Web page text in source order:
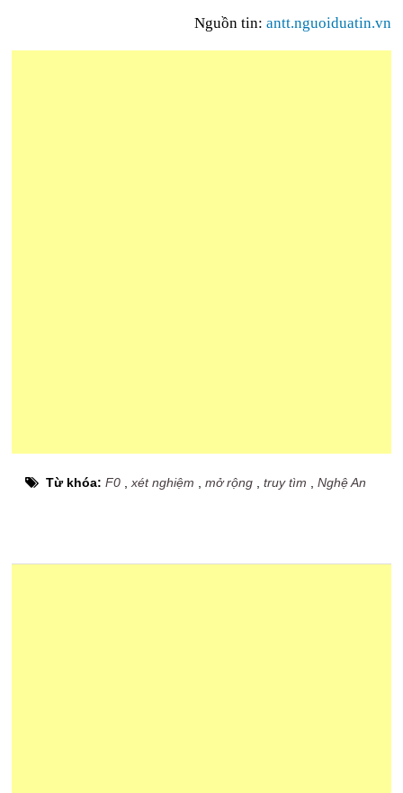
Nguồn tin: antt.nguoiduatin.vn
Từ khóa:F0 ,xét nghiệm ,mở rộng ,truy tìm ,Nghệ An